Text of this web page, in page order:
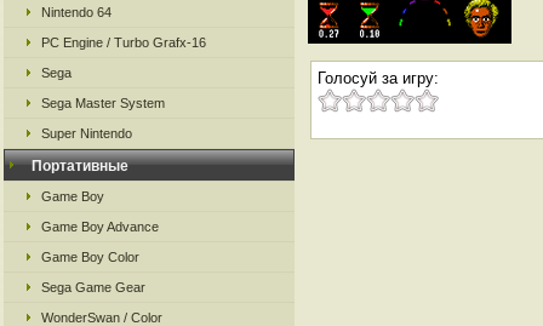
Nintendo 64
PC Engine / Turbo Grafx-16
Sega
Sega Master System
Super Nintendo
Портативные
Game Boy
Game Boy Advance
Game Boy Color
Sega Game Gear
WonderSwan / Color
Голосуй за игру: